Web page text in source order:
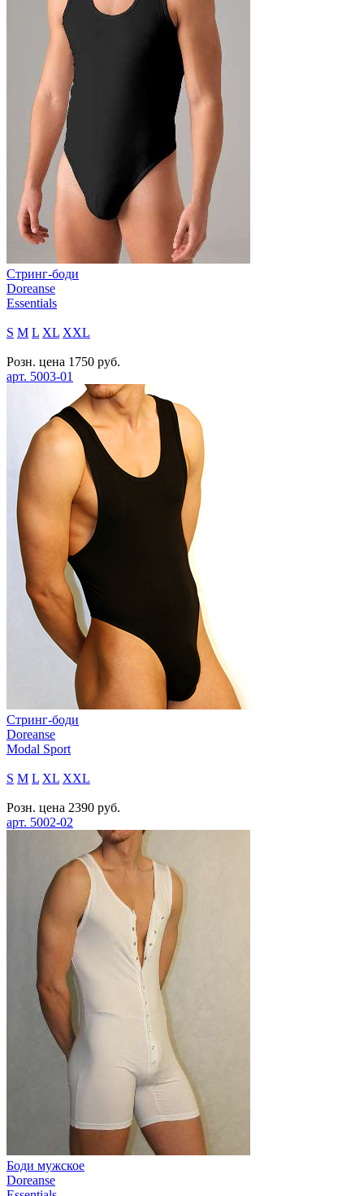
Стринг-боди
Doreanse
Essentials
S M L XL XXL
Розн. цена 1750 руб.
арт. 5003-01
Стринг-боди
Doreanse
Modal Sport
S M L XL XXL
Розн. цена 2390 руб.
арт. 5002-02
Боди мужское
Doreanse